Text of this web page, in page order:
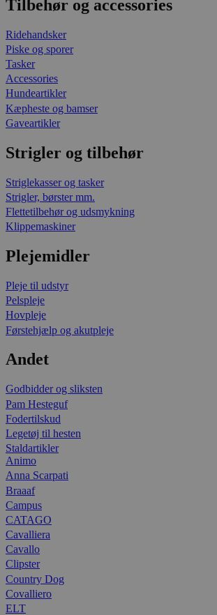
Tilbehør og accessories
Ridehandsker
Piske og sporer
Tasker
Accessories
Hundeartikler
Kæpheste og bamser
Gaveartikler
Strigler og tilbehør
Striglekasser og tasker
Strigler, børster mm.
Flettetilbehør og udsmykning
Klippemaskiner
Plejemidler
Pleje til udstyr
Pelspleje
Hovpleje
Førstehjælp og akutpleje
Andet
Godbidder og sliksten
Pam Hesteguf
Fodertilskud
Legetøj til hesten
Staldartikler
Animo
Anna Scarpati
Braaaf
Campus
CATAGO
Cavalliera
Cavallo
Clipster
Country Dog
Covalliero
ELT